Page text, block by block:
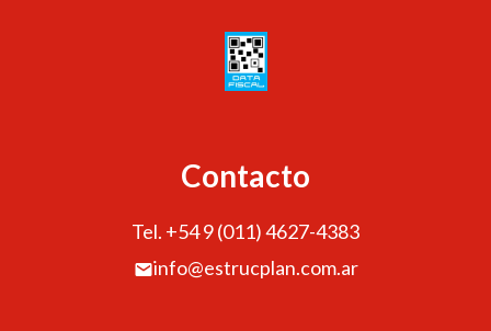
Contacto
Tel. +54 9 (011) 4627-4383
info@estrucplan.com.ar